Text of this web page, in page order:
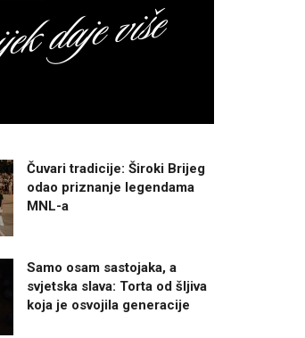
Čuvari tradicije: Široki Brijeg
odao priznanje legendama
MNL-a
Samo osam sastojaka, a
svjetska slava: Torta od šljiva
koja je osvojila generacije